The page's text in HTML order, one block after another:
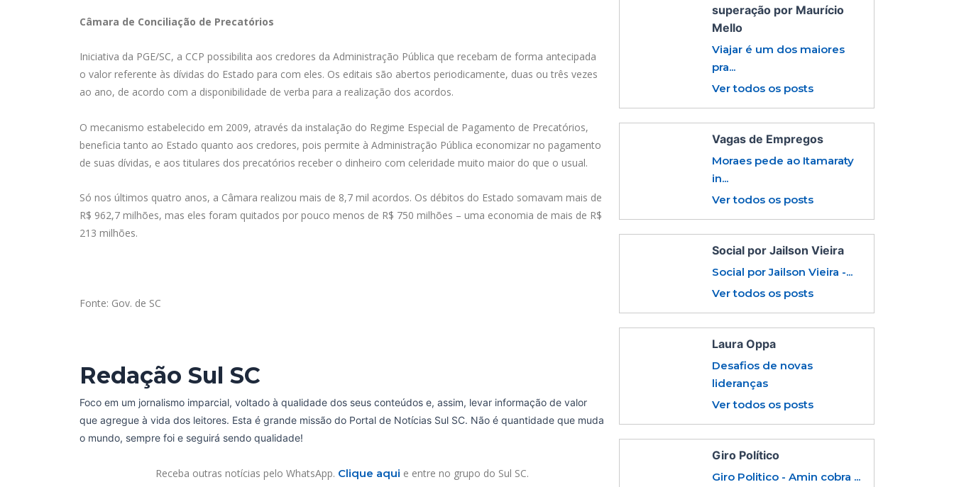
Câmara de Conciliação de Precatórios
Iniciativa da PGE/SC, a CCP possibilita aos credores da Administração Pública que recebam de forma antecipada
o valor referente às dívidas do Estado para com eles. Os editais são abertos periodicamente, duas ou três vezes
ao ano, de acordo com a disponibilidade de verba para a realização dos acordos.
O mecanismo estabelecido em 2009, através da instalação do Regime Especial de Pagamento de Precatórios,
beneficia tanto ao Estado quanto aos credores, pois permite à Administração Pública economizar no pagamento
de suas dívidas, e aos titulares dos precatórios receber o dinheiro com celeridade muito maior do que o usual.
Só nos últimos quatro anos, a Câmara realizou mais de 8,7 mil acordos. Os débitos do Estado somavam mais de
R$ 962,7 milhões, mas eles foram quitados por pouco menos de R$ 750 milhões – uma economia de mais de R$
213 milhões.
Fonte: Gov. de SC
Redação Sul SC
Foco em um jornalismo imparcial, voltado à qualidade dos seus conteúdos e, assim, levar informação de valor
que agregue à vida dos leitores. Esta é grande missão do Portal de Notícias Sul SC. Não é quantidade que muda
o mundo, sempre foi e seguirá sendo qualidade!
Receba outras notícias pelo WhatsApp. Clique aqui e entre no grupo do Sul SC.
superação por Maurício
Mello
Viajar é um dos maiores
pra...
Ver todos os posts
Vagas de Empregos
Moraes pede ao Itamaraty
in...
Ver todos os posts
Social por Jailson Vieira
Social por Jailson Vieira -...
Ver todos os posts
Laura Oppa
Desafios de novas
lideranças
Ver todos os posts
Giro Político
Giro Politico - Amin cobra ...